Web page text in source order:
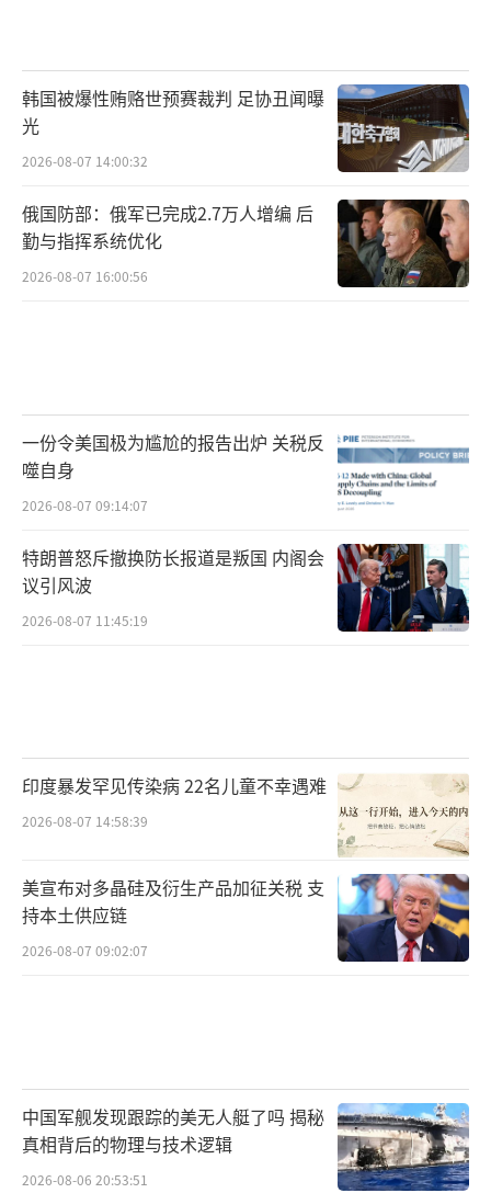
韩国被爆性贿赂世预赛裁判 足协丑闻曝
光
2026-08-07 14:00:32
俄国防部：俄军已完成2.7万人增编 后
勤与指挥系统优化
2026-08-07 16:00:56
一份令美国极为尴尬的报告出炉 关税反
噬自身
2026-08-07 09:14:07
特朗普怒斥撤换防长报道是叛国 内阁会
议引风波
2026-08-07 11:45:19
印度暴发罕见传染病 22名儿童不幸遇难
2026-08-07 14:58:39
美宣布对多晶硅及衍生产品加征关税 支
持本土供应链
2026-08-07 09:02:07
中国军舰发现跟踪的美无人艇了吗 揭秘
真相背后的物理与技术逻辑
2026-08-06 20:53:51